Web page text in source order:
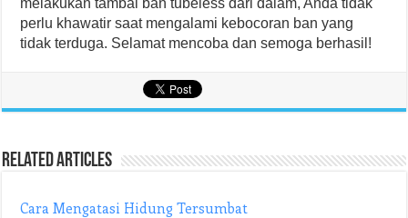
melakukan tambal ban tubeless dari dalam, Anda tidak
perlu khawatir saat mengalami kebocoran ban yang
tidak terduga. Selamat mencoba dan semoga berhasil!
Related Articles
Cara Mengatasi Hidung Tersumbat